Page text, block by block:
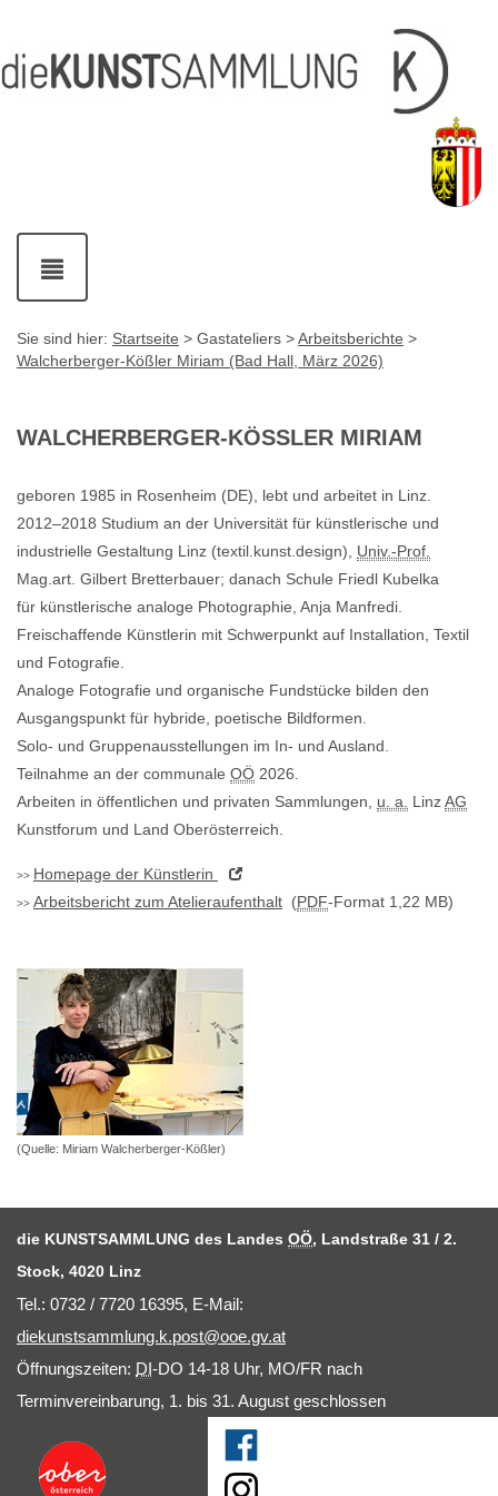
[1]
[2]
Links
[3]
mit
Kontaktdaten
Navigation
ein-
und
Sie sind hier: Startseite > Gastateliers >Arbeitsberichte >
Walcherberger-Kößler Miriam (Bad Hall, März 2026)
WALCHERBERGER-KÖSSLER MIRIAM
geboren 1985 in Rosenheim (DE), lebt und arbeitet in Linz.
2012–2018 Studium an der Universität für künstlerische und
industrielle Gestaltung Linz (textil.kunst.design), Univ.-Prof.
Mag.art. Gilbert Bretterbauer; danach Schule Friedl Kubelka
für künstlerische analoge Photographie, Anja Manfredi.
Freischaffende Künstlerin mit Schwerpunkt auf Installation, Textil
und Fotografie.
Analoge Fotografie und organische Fundstücke bilden den
Ausgangspunkt für hybride, poetische Bildformen.
Solo- und Gruppenausstellungen im In- und Ausland.
Teilnahme an der communale OÖ 2026.
Arbeiten in öffentlichen und privaten Sammlungen, u. a. LinzAG
Kunstforum und Land Oberösterreich.
Homepage der Künstlerin
Arbeitsbericht zum Atelieraufenthalt (PDF-Format 1,22 MB)
(Quelle: Miriam Walcherberger-Kößler)
die KUNSTSAMMLUNG des Landes OÖ, Landstraße 31 / 2.
Stock, 4020 Linz
Tel.: 0732 / 7720 16395, E-Mail:
diekunstsammlung.k.post@ooe.gv.at
Öffnungszeiten: DI-DO 14-18 Uhr, MO/FR nach
Terminvereinbarung, 1. bis 31. August geschlossen